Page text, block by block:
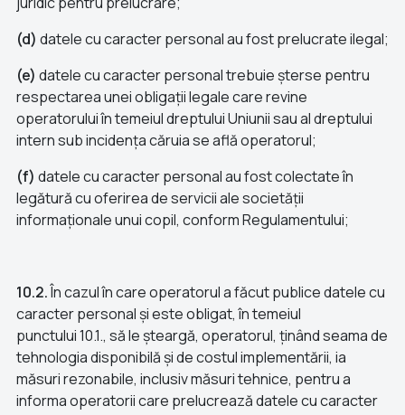
(d) datele cu caracter personal au fost prelucrate ilegal;
(e) datele cu caracter personal trebuie șterse pentru
respectarea unei obligații legale care revine
operatorului în temeiul dreptului Uniunii sau al dreptului
intern sub incidența căruia se află operatorul;
(f) datele cu caracter personal au fost colectate în
legătură cu oferirea de servicii ale societății
informaționale unui copil, conform Regulamentului;
10.2.În cazul în care operatorul a făcut publice datele cu
caracter personal și este obligat, în temeiul
punctului 10.1., să le șteargă, operatorul, ținând seama de
tehnologia disponibilă și de costul implementării, ia
măsuri rezonabile, inclusiv măsuri tehnice, pentru a
informa operatorii care prelucrează datele cu caracter